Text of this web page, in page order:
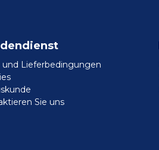
und Lieferbedingungen
Sie uns